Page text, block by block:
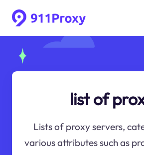
list of
Lists of proxy servers,
various attributes such as